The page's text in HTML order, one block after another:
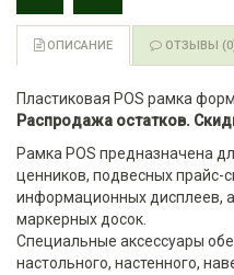
ОПИСАНИЕ ОТЗЫВЫ
Пластиковая POS рамка
Распродажа остатков.
Рамка POS предназначена
ценников, подвесных прайс-
информационных дисплеев,
маркерных досок.
Специальные аксессуары
настольного, настенного,